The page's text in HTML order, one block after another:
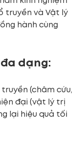
truyền và Vật lý
hành cùng
dạng:
(châm cứu,
đại (vật lý trị
lại hiệu quả tối